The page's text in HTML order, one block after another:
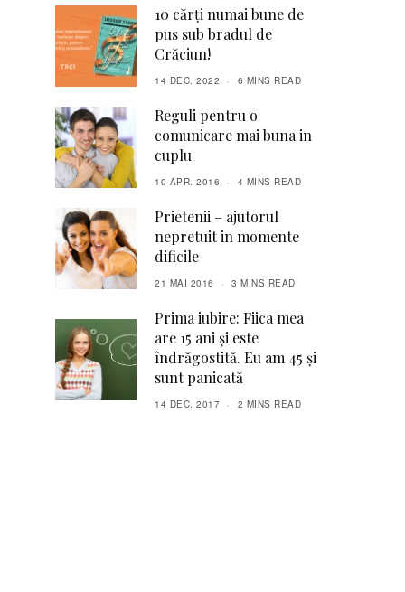
10 cărți numai bune de
pus sub bradul de
Crăciun!
14 DEC. 2022 6 MINS READ
Reguli pentru o
comunicare mai buna in
cuplu
10 APR. 2016 4 MINS READ
Prietenii – ajutorul
nepretuit in momente
dificile
21 MAI 2016 3 MINS READ
Prima iubire: Fiica mea
are 15 ani și este
îndrăgostită. Eu am 45 și
sunt panicată
14 DEC. 2017 2 MINS READ